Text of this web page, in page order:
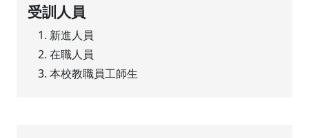
受訓人員
新進人員
在職人員
本校教職員工師生